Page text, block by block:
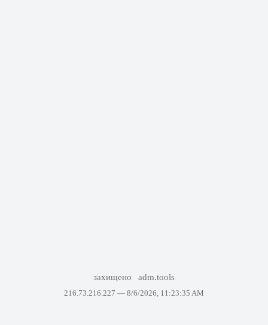
захищено adm.tools
216.73.216.227 — 8/6/2026, 11:23:35 AM